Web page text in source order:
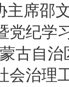
主席邵
党纪学
古自
会治理